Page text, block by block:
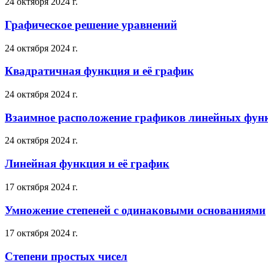
Графическое решение уравнений
24 октября 2024 г.
Квадратичная функция и её график
24 октября 2024 г.
Взаимное расположение графиков линейных
24 октября 2024 г.
Линейная функция и её график
17 октября 2024 г.
Умножение степеней с одинаковыми основаниями
17 октября 2024 г.
Степени простых чисел